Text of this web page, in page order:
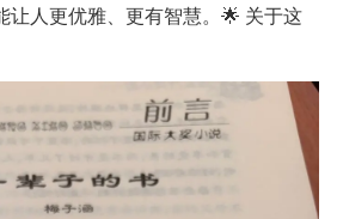
让人更优雅、更有智慧。🌟 关于这